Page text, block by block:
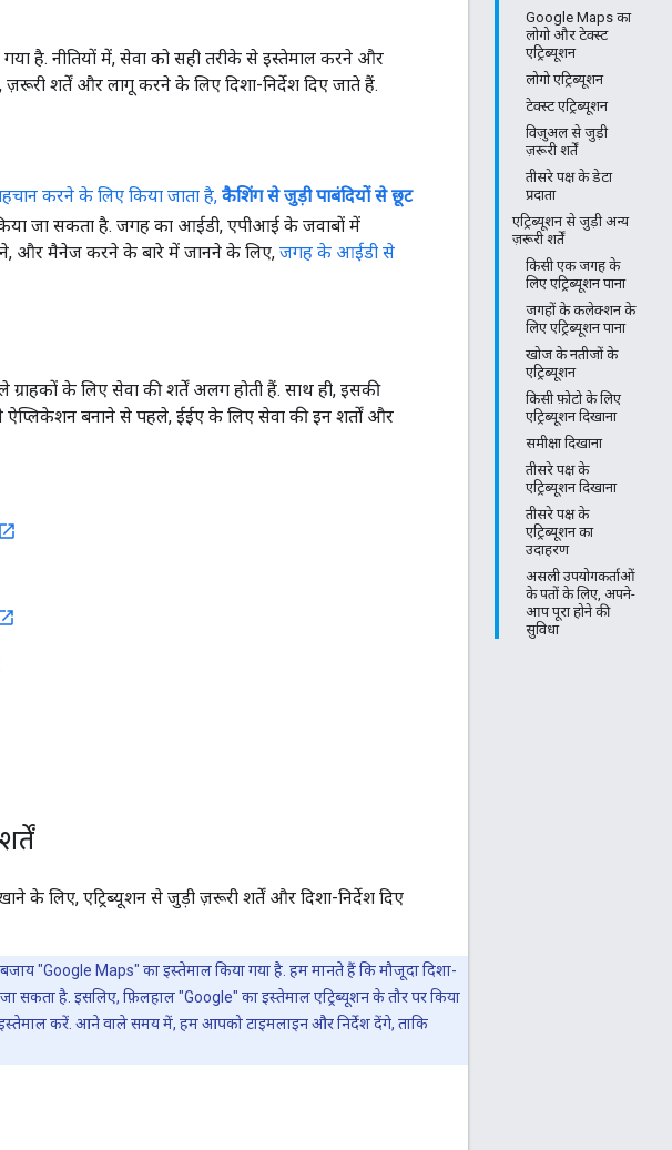
Google Maps का
लोगो और टेक्स्ट
एट्रिब्यूशन
लोगो एट्रिब्यूशन
टेक्स्ट एट्रिब्यूशन
विज़ुअल से जुड़ी
ज़रूरी शर्तें
तीसरे पक्ष के डेटा
प्रदाता
एट्रिब्यूशन से जुड़ी अन्य
ज़रूरी शर्तें
किसी एक जगह के
लिए एट्रिब्यूशन पाना
जगहों के कलेक्शन के
लिए एट्रिब्यूशन पाना
खोज के नतीजों के
एट्रिब्यूशन
किसी फ़ोटो के लिए
एट्रिब्यूशन दिखाना
समीक्षा दिखाना
तीसरे पक्ष के
एट्रिब्यूशन दिखाना
तीसरे पक्ष के
एट्रिब्यूशन का
उदाहरण
असली उपयोगकर्ताओं
के पतों के लिए, अपने-
आप पूरा होने की
सुविधा
है. नीतियों में, सेवा को सही तरीके से इस्तेमाल करने और
शर्तें और लागू करने के लिए दिशा-निर्देश दिए जाते हैं.
करने के लिए किया जाता है, कैशिंग से जुड़ी पाबंदियों से छूट
जा सकता है. जगह का आईडी, एपीआई के जवाबों में
और मैनेज करने के बारे में जानने के लिए, जगह के आईडी से
ग्राहकों के लिए सेवा की शर्तें अलग होती हैं. साथ ही, इसकी
बनाने से पहले, ईईए के लिए सेवा की इन शर्तों और
लिए, एट्रिब्यूशन से जुड़ी ज़रूरी शर्तें और दिशा-निर्देश दिए
"Google Maps" का इस्तेमाल किया गया है. हम मानते हैं कि मौजूदा दिशा-
सकता है. इसलिए, फ़िलहाल "Google" का इस्तेमाल एट्रिब्यूशन के तौर पर किया
करें. आने वाले समय में, हम आपको टाइमलाइन और निर्देश देंगे, ताकि